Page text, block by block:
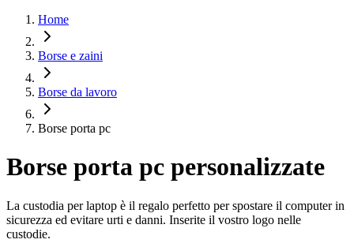
Home
Borse e zaini
Borse da lavoro
Borse porta pc
Borse porta pc personalizzate
La custodia per laptop è il regalo perfetto per spostare il computer in
sicurezza ed evitare urti e danni. Inserite il vostro logo nelle
custodie.